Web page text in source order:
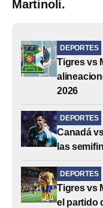
Martinoli.
DEPORTES
Tigres vs
2026
DEPORTES
Canadá
las
DEPORTES
Tigres vs
el partido